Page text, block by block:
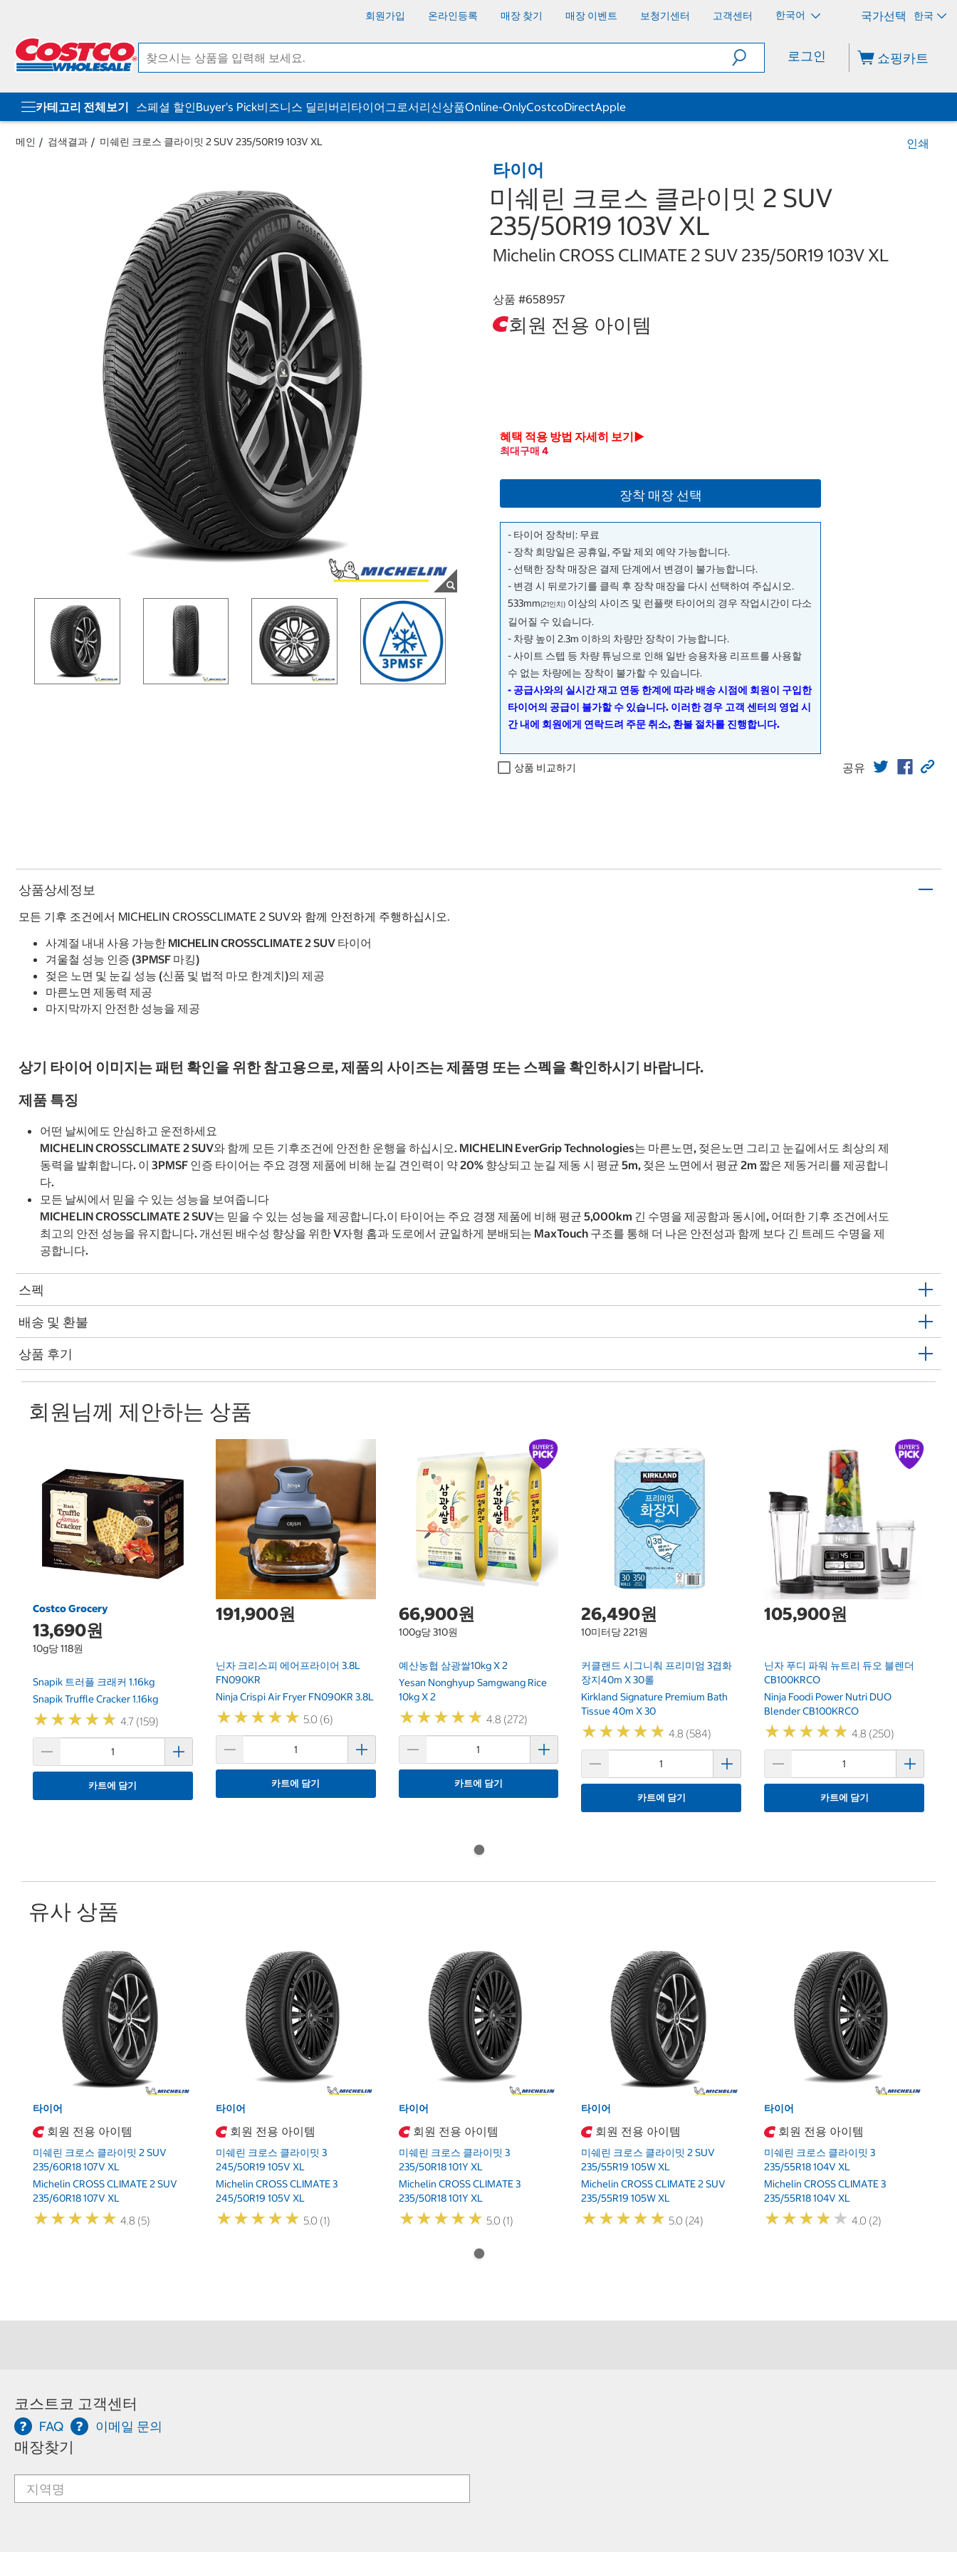
회원가입 온라인등록 매장 찾기 매장 이벤트 보청기센터 고객센터 한국어 한국
로그인 쇼핑카트
카테고리 전체보기 스페셜 할인Buyer's Pick비즈니스 딜리버리타이어그로서리신상품Online-OnlyCostcoDirectApple
메인 검색결과 미쉐린 크로스 클라이밋 2 SUV 235/50R19 103V XL 인쇄
타이어
미쉐린 크로스 클라이밋 2 SUV
235/50R19 103V XL
Michelin CROSS CLIMATE 2 SUV 235/50R19 103V XL
상품 #658957
회원 전용 아이템
혜택 적용 방법 자세히 보기▶
최대구매 4
장착 매장 선택
- 타이어 장착비: 무료
- 장착 희망일은 공휴일, 주말 제외 예약 가능합니다.
- 선택한 장착 매장은 결제 단계에서 변경이 불가능합니다.
- 변경 시 뒤로가기를 클릭 후 장착 매장을 다시 선택하여 주십시오.
533mm(21인치) 이상의 사이즈 및 런플랫 타이어의 경우 작업시간이 다소
길어질 수 있습니다.
- 차량 높이 2.3m 이하의 차량만 장착이 가능합니다.
- 사이트 스텝 등 차량 튜닝으로 인해 일반 승용차용 리프트를 사용할
수 없는 차량에는 장착이 불가할 수 있습니다.
- 공급사와의 실시간 재고 연동 한계에 따라 배송 시점에 회원이 구입한
타이어의 공급이 불가할 수 있습니다. 이러한 경우 고객 센터의 영업 시
간 내에 회원에게 연락드려 주문 취소, 환불 절차를 진행합니다.
상품 비교하기 공유
상품상세정보
모든 기후 조건에서 MICHELIN CROSSCLIMATE 2 SUV와 함께 안전하게 주행하십시오.
사계절 내내 사용 가능한 MICHELIN CROSSCLIMATE 2 SUV 타이어
겨울철 성능 인증 (3PMSF 마킹)
젖은 노면 및 눈길 성능 (신품 및 법적 마모 한계치)의 제공
마른노면 제동력 제공
마지막까지 안전한 성능을 제공
상기 타이어 이미지는 패턴 확인을 위한 참고용으로, 제품의 사이즈는 제품명 또는 스펙을 확인하시기 바랍니다.
제품 특징
어떤 날씨에도 안심하고 운전하세요
MICHELIN CROSSCLIMATE 2 SUV와 함께 모든 기후조건에 안전한 운행을 하십시오. MICHELIN EverGrip Technologies는 마른노면, 젖은노면 그리고 눈길에서도 최상의 제
동력을 발휘합니다. 이 3PMSF 인증 타이어는 주요 경쟁 제품에 비해 눈길 견인력이 약 20% 향상되고 눈길 제동 시 평균 5m, 젖은 노면에서 평균 2m 짧은 제동거리를 제공합니
다.
모든 날씨에서 믿을 수 있는 성능을 보여줍니다
MICHELIN CROSSCLIMATE 2 SUV는 믿을 수 있는 성능을 제공합니다.이 타이어는 주요 경쟁 제품에 비해 평균 5,000km 긴 수명을 제공함과 동시에, 어떠한 기후 조건에서도
최고의 안전 성능을 유지합니다. 개선된 배수성 향상을 위한 V자형 홈과 도로에서 균일하게 분배되는 MaxTouch 구조를 통해 더 나은 안전성과 함께 보다 긴 트레드 수명을 제
공합니다.
스펙
배송 및 환불
상품 후기
회원님께 제안하는 상품
Costco Grocery
13,690원
10g당 118원
Snapik 트러플 크래커 1.16kg
Snapik Truffle Cracker 1.16kg
★★★★★
★★★★★ 4.7 (159)
카트에 담기
191,900원
닌자 크리스피 에어프라이어 3.8L
FN090KR
Ninja Crispi Air Fryer FN090KR 3.8L
★★★★★
★★★★★ 5.0 (6)
카트에 담기
66,900원
100g당 310원
예산농협 삼광쌀10kg X 2
Yesan Nonghyup Samgwang Rice
10kg X 2
★★★★★
★★★★★ 4.8 (272)
카트에 담기
26,490원
10미터당 221원
커클랜드 시그니춰 프리미엄 3겹화
장지40m X 30롤
Kirkland Signature Premium Bath
Tissue 40m X 30
★★★★★
★★★★★ 4.8 (584)
카트에 담기
105,900원
닌자 푸디 파워 뉴트리 듀오 블렌더
CB100KRCO
Ninja Foodi Power Nutri DUO
Blender CB100KRCO
★★★★★
★★★★★ 4.8 (250)
카트에 담기
유사 상품
타이어
회원 전용 아이템
미쉐린 크로스 클라이밋 2 SUV
235/60R18 107V XL
Michelin CROSS CLIMATE 2 SUV
235/60R18 107V XL
★★★★★
★★★★★ 4.8 (5)
타이어
회원 전용 아이템
미쉐린 크로스 클라이밋 3
245/50R19 105V XL
Michelin CROSS CLIMATE 3
245/50R19 105V XL
★★★★★
★★★★★ 5.0 (1)
타이어
회원 전용 아이템
미쉐린 크로스 클라이밋 3
235/50R18 101Y XL
Michelin CROSS CLIMATE 3
235/50R18 101Y XL
★★★★★
★★★★★ 5.0 (1)
타이어
회원 전용 아이템
미쉐린 크로스 클라이밋 2 SUV
235/55R19 105W XL
Michelin CROSS CLIMATE 2 SUV
235/55R19 105W XL
★★★★★
★★★★★ 5.0 (24)
타이어
회원 전용 아이템
미쉐린 크로스 클라이밋 3
235/55R18 104V XL
Michelin CROSS CLIMATE 3
235/55R18 104V XL
★★★★ ★
★★★★ ★ 4.0 (2)
코스트코 고객센터
FAQ 이메일 문의
매장찾기